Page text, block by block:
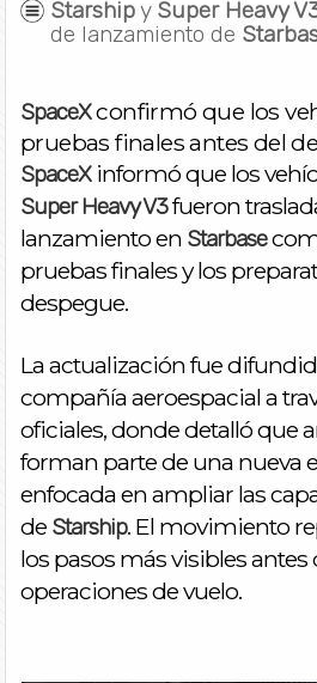
Starshipy Super Heavy
de lanzamiento de
SpaceXconfirmó que los
pruebas finales antes del
SpaceXinformó que los
Super Heavy V3fueron
lanzamiento en Starbase
pruebas finales y los
despegue.
La actualización fue
compañía aeroespacial a
oficiales, donde detalló que
forman parte de una nueva
enfocada en ampliar las
de Starship. El movimiento
los pasos más visibles antes
operaciones de vuelo.